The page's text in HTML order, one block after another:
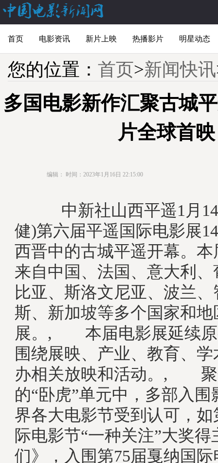
首页 电影资讯 新片上映 热播影片 明星动态
您的位置： 首页>新闻快讯
多国电影新作汇聚古城
片全球首映
编辑： 时间：2023年1月16日 22:15:00
中新社山西平遥1月14
健)第六届平遥国际电影展
西晋中的古城平遥开幕。
来自中国、法国、意大利
比亚、斯洛文尼亚、波兰
斯、新加坡等多个国家和
展。, 本届电影展延续原
围绕展映、产业、教育、
办相关放映和活动。, 聚
的“卧虎”单元中，多部入
界各大电影节受到认可，如
际电影节“一种关注”大奖
们》，入围第75届戛纳国